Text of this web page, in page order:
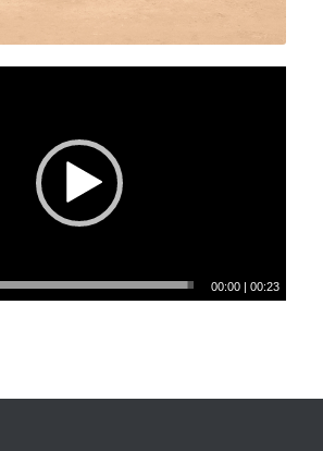
00:00 |00:23